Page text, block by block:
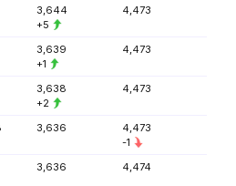
3,644
+5
4,473
3,639
+1
4,473
3,638
+2
4,473
3,636
4,473
-1
3,636 4,474